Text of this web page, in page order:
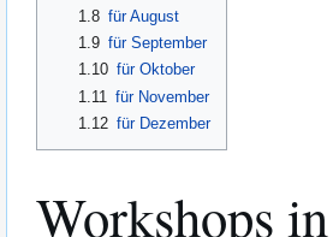
1.8 für August
1.9 für September
1.10 für Oktober
1.11 für November
1.12 für Dezember
Workshops